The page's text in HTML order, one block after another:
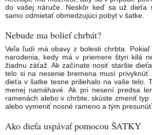
do vašej náruče. Neskôr keď sa už dieťa
samo odmietať obmedzujúci pobyt v šatke.
Nebude ma bolieť chrbát?
Veľa ľudí má obavy z bolesti chrbta.
narodenia, kedy má v priemere štyri kilá
žiadnu záťaž. Ak začínate nosiť staršie
telo si na nesenie bremena musí
dieťa v šatke tesne priliehalo na vaše telo.
menej namáhavé. Ak pri nesení predsa
ramenách alebo v chrbte, skúste zmeniť typ
alebo vymeniť nosné rameno a tým presunúť
Ako dieťa uspávať pomocou ŠATKY